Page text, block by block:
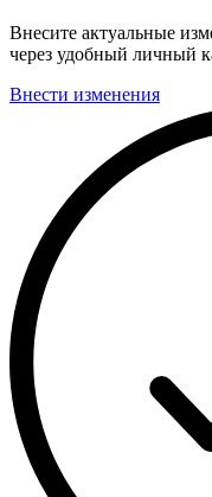
Внесите актуальные
через удобный личный
Внести изменения